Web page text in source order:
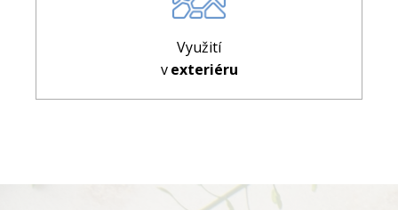
Využití
vexteriéru